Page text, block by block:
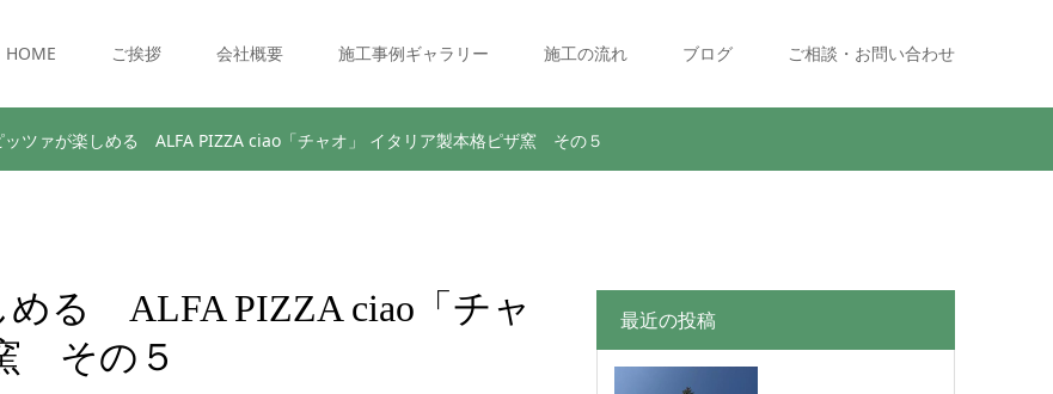
HOME ご挨拶 会社概要 施工事例ギャラリー 施工の流れ ブログ ご相談・お問い合わせ
ッツァが楽しめる ALFA PIZZA ciao「チャオ」 イタリア製本格ピザ窯 その５
る ALFA PIZZA ciao「チャ
その５
最近の投稿